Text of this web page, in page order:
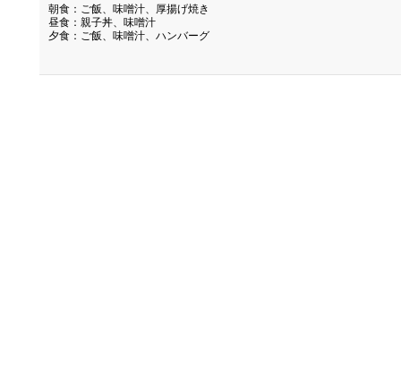
朝食：ご飯、味噌汁、厚揚げ焼き
昼食：親子丼、味噌汁
夕食：ご飯、味噌汁、ハンバーグ